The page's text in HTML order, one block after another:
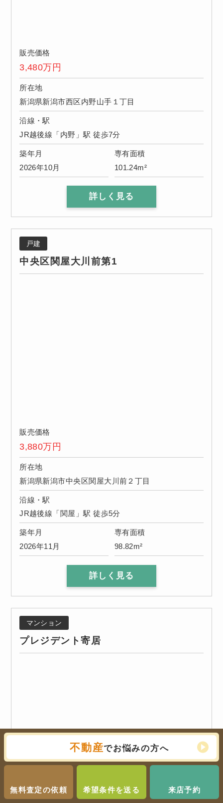
販売価格
3,480万円
所在地
新潟県新潟市西区内野山手１丁目
沿線・駅
JR越後線「内野」駅 徒歩7分
築年月
2026年10月
専有面積
101.24m²
詳しく見る
戸建
中央区関屋大川前第1
販売価格
3,880万円
所在地
新潟県新潟市中央区関屋大川前２丁目
沿線・駅
JR越後線「関屋」駅 徒歩5分
築年月
2026年11月
専有面積
98.82m²
詳しく見る
マンション
プレジデント寄居
不動産でお悩みの方へ
無料査定の依頼 希望条件を送る 来店予約